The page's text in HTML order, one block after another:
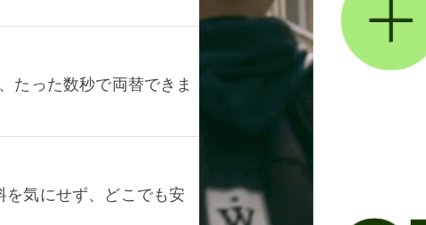
たった数秒で両替できま
気にせず、どこでも安